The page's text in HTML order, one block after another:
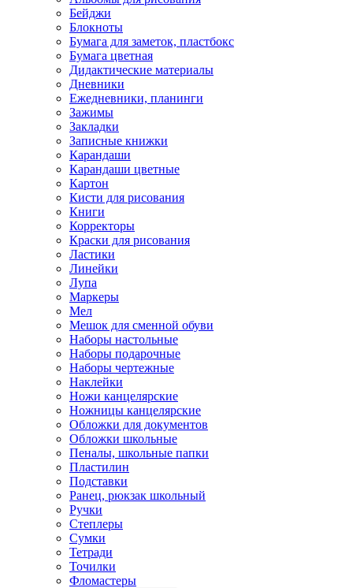
Бейджи
Блокноты
Бумага для заметок, пластбокс
Бумага цветная
Дидактические материалы
Дневники
Ежедневники, планинги
Зажимы
Закладки
Записные книжки
Карандаши
Карандаши цветные
Картон
Кисти для рисования
Книги
Корректоры
Краски для рисования
Ластики
Линейки
Лупа
Маркеры
Мел
Мешок для сменной обуви
Наборы настольные
Наборы подарочные
Наборы чертежные
Наклейки
Ножи канцелярские
Ножницы канцелярские
Обложки для документов
Обложки школьные
Пеналы, школьные папки
Пластилин
Подставки
Ранец, рюкзак школьный
Ручки
Степлеры
Сумки
Тетради
Точилки
Фломастеры